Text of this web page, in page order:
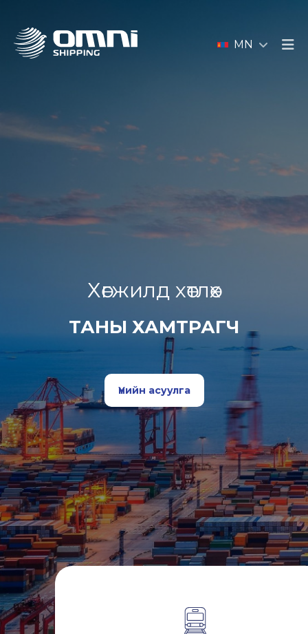
MN
Хөгжилд хөтлөх
ТАНЫ ХАМТРАГЧ
Үнийн асуулга